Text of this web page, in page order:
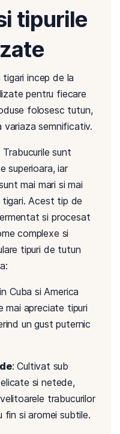
tipurile
incep de la
pentru fiecare
folosesc tutun,
semnificativ.
Trabucurile sunt
superioara, iar
mai mari si mai
Acest tip de
si procesat
complexe si
tipuri de tutun
Cuba si America
mai apreciate tipuri
un gust puternic
: Cultivat sub
si netede,
trabucurilor
fin si aromei subtile.